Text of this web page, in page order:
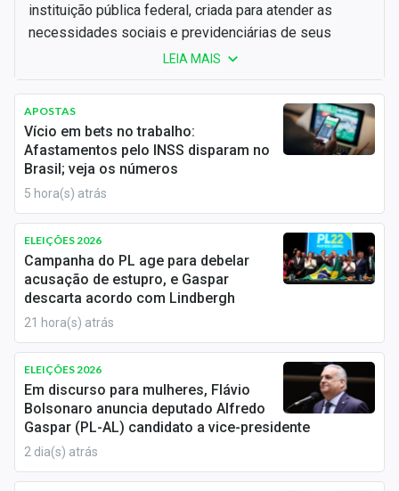
Anuncie
Newsletters
Cotações
Comprar ou vender?
Carteiras Recomendadas
Central de Dividendos
Central de Fundos Imobiliários
Central dos IPOs
Renda Fixa
Finanças Pessoais
Mercados
instituição pública federal, criada para atender as
necessidades sociais e previdenciárias de seus
Fundado em 1990 pelo então presidenteFernando
Collorde Mello, o surgiu a partir doDecreto nº
99.350, que unificou o Instituto de Administração
Financeira da Previdência e Assistência Social
IAPAS
) e o Instituto Nacional de Previdência Social
( INPS).
O principal objetivo do INSS é garantir os direitos aos
segurados do Regime Geral de Previdência Social
(RGPS). Isso inclui a administração de benefícios
como aposentadorias, pensões por morte, auxílios-
doença, salários-maternidade, entre outros.
A criação do INSS visou centralizar e melhorar a
gestão dos recursos destinados àprevidência
social, proporcionando maior eficiência e cobertura
aos trabalhadores brasileiros.
Diferença entre INSS e FGTS
LEIA MAIS
APOSTAS
Vício em bets no trabalho:
Afastamentos pelo INSS disparam no
Brasil; veja os números
5 hora(s) atrás
ELEIÇÕES 2026
Campanha do PL age para debelar
acusação de estupro, e Gaspar
descarta acordo com Lindbergh
21 hora(s) atrás
ELEIÇÕES 2026
Em discurso para mulheres, Flávio
Bolsonaro anuncia deputado Alfredo
Gaspar (PL-AL) candidato a vice-presidente
2 dia(s) atrás